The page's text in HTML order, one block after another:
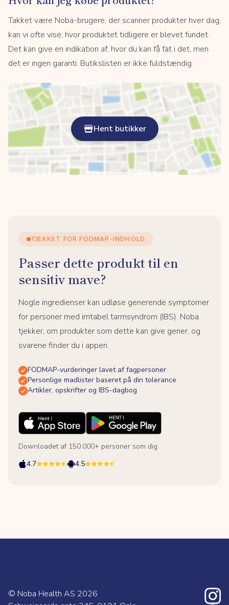
Takket være Noba-brugere, der scanner produkter hver dag,
kan vi ofte vise, hvor produktet tidligere er blevet fundet.
Det kan give en indikation af, hvor du kan få fat i det, men
det er ingen garanti. Butikslisten er ikke fuldstændig.
Hent butikker
TJEKKET FOR FODMAP-INDHOLD
Passer dette produkt til en
sensitiv mave?
Nogle ingredienser kan udløse generende symptomer
for personer med irritabel tarmsyndrom (IBS). Noba
tjekker, om produkter som dette kan give gener, og
svarene finder du i appen.
FODMAP-vurderinger lavet af fagpersoner
Personlige madlister baseret på din tolerance
Artikler, opskrifter og IBS-dagbog
Downloadet af 150.000+ personer som dig
4.7
4.5
© Noba Health AS 2026